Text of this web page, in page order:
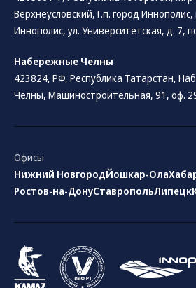
Верхнеусловский, Г.п. город Иннополис,
Иннополис, ул. Университетская, д. 7,
Набережные Челны
423824, РФ, Республика Татарстан​,
Челны, Машиностроительная, 91, оф.
Офисы
Нижний НовгородЙошкар-Ола
Ростов-на-ДонуСтавропольЛипецк